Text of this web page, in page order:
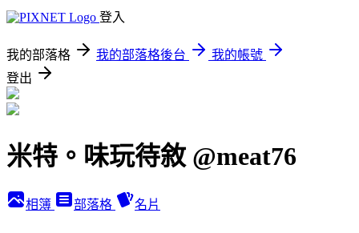
登入
我的部落格 我的部落格後台
我的帳號
登出
米特。味玩待敘 @meat76
相簿 部落格 名片